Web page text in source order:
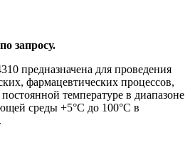
запросу.
предназначена для проведения
фармацевтических процессов,
температуре в диапазоне
среды +5°С до 100°С в